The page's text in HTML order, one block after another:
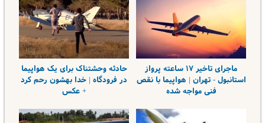
ماجرای تاخیر ۱۷ ساعته پرواز
استانبول - تهران | هواپیما با نقص
فنی مواجه شده
حادثه وحشتناک برای یک هواپیما
در فرودگاه | خدا بهشون رحم کرد
+ عکس